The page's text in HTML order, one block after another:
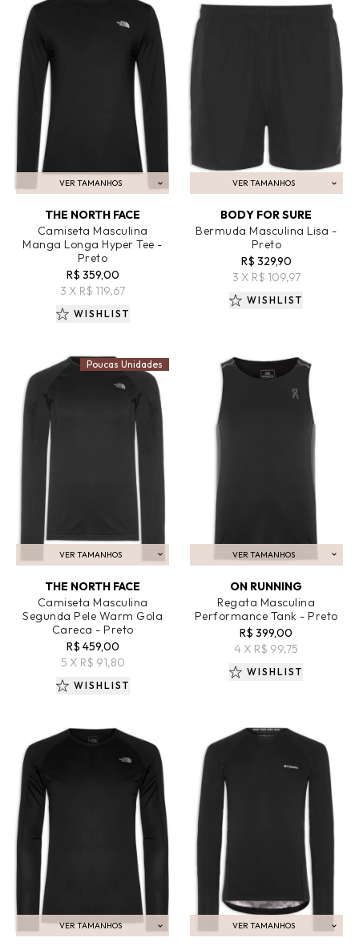
VER TAMANHOS
ADICIONAR AO CARRINHO
THE NORTH FACE
Camiseta Masculina
Manga Longa Hyper Tee -
Preto
R$ 359,00
3 X R$ 119,67
WISHLIST
VER TAMANHOS
ADICIONAR AO CARRINHO
BODY FOR SURE
Bermuda Masculina Lisa -
Preto
R$ 329,90
3 X R$ 109,97
WISHLIST
VER TAMANHOS
ADICIONAR AO CARRINHO
THE NORTH FACE
Camiseta Masculina
Segunda Pele Warm Gola
Careca - Preto
R$ 459,00
5 X R$ 91,80
Poucas Unidades
WISHLIST
VER TAMANHOS
ADICIONAR AO CARRINHO
ON RUNNING
Regata Masculina
Performance Tank - Preto
R$ 399,00
4 X R$ 99,75
WISHLIST
VER TAMANHOS
ADICIONAR AO CARRINHO
VER TAMANHOS
ADICIONAR AO CARRINHO